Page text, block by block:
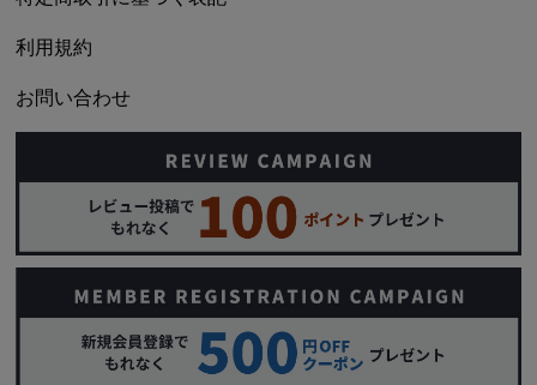
利用規約
お問い合わせ